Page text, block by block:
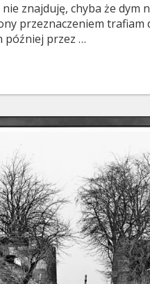
nie znajduję, chyba że dym
przeznaczeniem trafiam
później przez …